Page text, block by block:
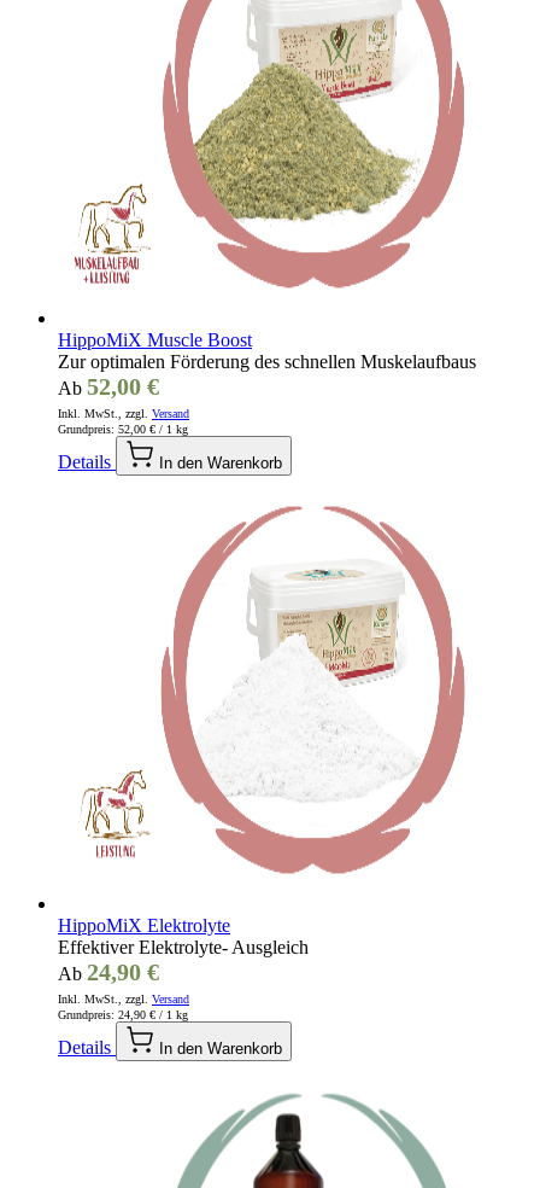
HippoMiX Muscle Boost
Zur optimalen Förderung des schnellen Muskelaufbaus
Ab 52,00 €
Inkl. MwSt., zzgl. Versand
Grundpreis: 52,00 € / 1 kg
Details In den Warenkorb
HippoMiX Elektrolyte
Effektiver Elektrolyte- Ausgleich
Ab 24,90 €
Inkl. MwSt., zzgl. Versand
Grundpreis: 24,90 € / 1 kg
Details In den Warenkorb